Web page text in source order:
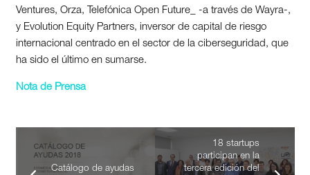
Ventures, Orza, Telefónica Open Future_ -a través de Wayra-,
y Evolution Equity Partners, inversor de capital de riesgo
internacional centrado en el sector de la ciberseguridad, que
ha sido el último en sumarse.
Nota de Prensa
Catálogo de ayudas
18 startups
participan en la
tercera edición del